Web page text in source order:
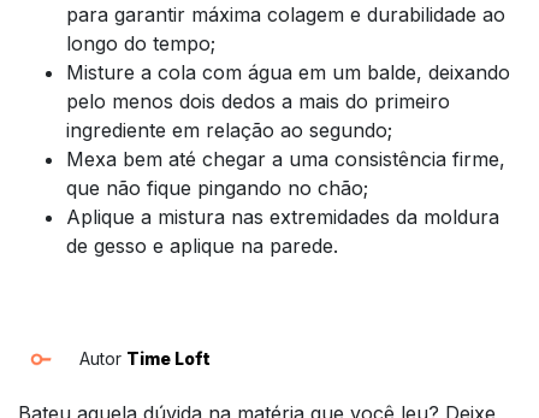
para garantir máxima colagem e durabilidade ao
longo do tempo;
Misture a cola com água em um balde, deixando
pelo menos dois dedos a mais do primeiro
ingrediente em relação ao segundo;
Mexa bem até chegar a uma consistência firme,
que não fique pingando no chão;
Aplique a mistura nas extremidades da moldura
de gesso e aplique na parede.
Autor Time Loft